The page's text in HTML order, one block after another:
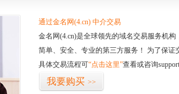
通过金名网(4.cn) 中介交易
金名网(4.cn)是全球领先的域名交易服务机
简单、安全、专业的第三方服务！ 为了保证
具体交易流程可“点击这里”查看或咨询
我要购买 >>